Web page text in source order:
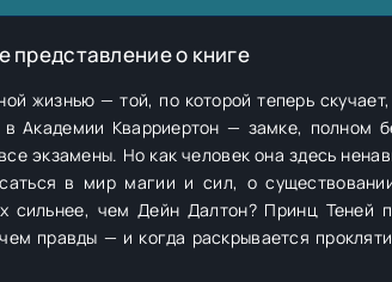
представление о книге
экзамены. Но как человек она здесь
в мир магии и сил, о
правды — и когда раскрывается